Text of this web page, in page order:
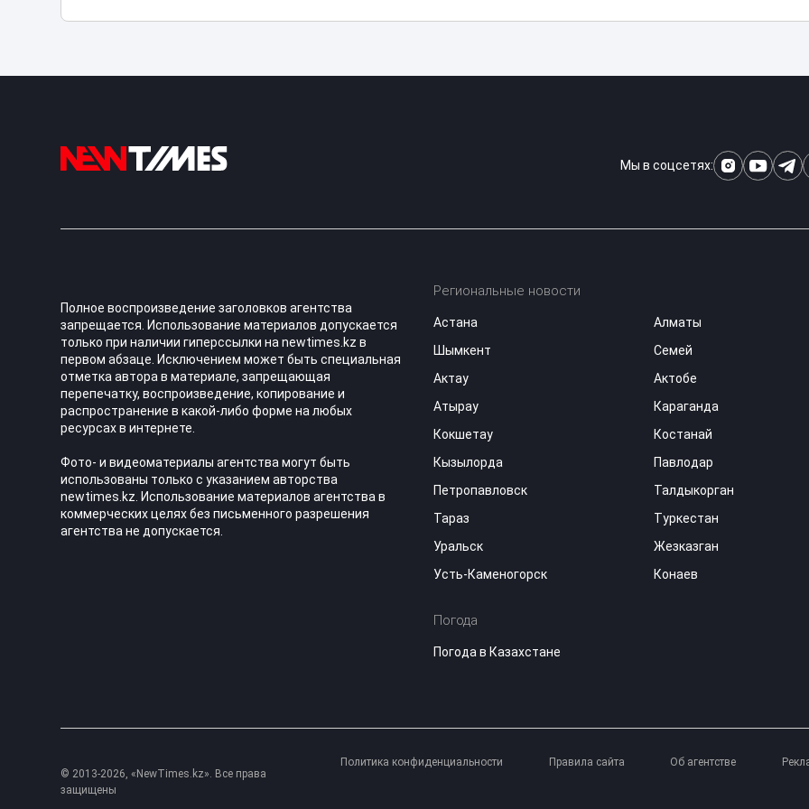
Мы в соцсетях:
Полное воспроизведение заголовков агентства
запрещается. Использование материалов допускается
только при наличии гиперссылки на newtimes.kz в
первом абзаце. Исключением может быть специальная
отметка автора в материале, запрещающая
перепечатку, воспроизведение, копирование и
распространение в какой-либо форме на любых
ресурсах в интернете.
Фото- и видеоматериалы агентства могут быть
использованы только с указанием авторства
newtimes.kz. Использование материалов агентства в
коммерческих целях без письменного разрешения
агентства не допускается.
Региональные новости
Астана
Алматы
Шымкент
Семей
Актау
Актобе
Атырау
Караганда
Кокшетау
Костанай
Кызылорда
Павлодар
Петропавловск
Талдыкорган
Тараз
Туркестан
Уральск
Жезказган
Усть-Каменогорск
Конаев
Погода
Погода в Казахстане
© 2013-2026, «NewTimes.kz». Все права
защищены
Политика конфиденциальности Правила сайта Об агентстве